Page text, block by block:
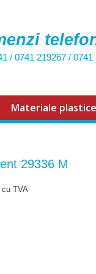
/ 0741 219267/ 0741
Materiale plastice
29336 M
cu TVA